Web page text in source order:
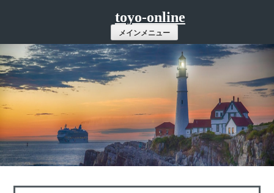
ツ
へ
ス
キ
ッ
プ
toyo-online
メインメニュー